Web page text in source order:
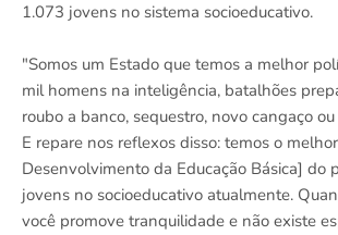
1.073 jovens no sistema socioeducativo.
"Somos um Estado que temos a melhor
mil homens na inteligência, batalhões
roubo a banco, sequestro, novo cangaço
E repare nos reflexos disso: temos o
Desenvolvimento da Educação Básica] do
jovens no socioeducativo atualmente.
você promove tranquilidade e não existe